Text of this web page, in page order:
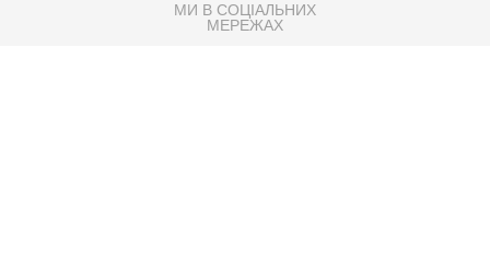
МИ В СОЦІАЛЬНИХ
МЕРЕЖАХ